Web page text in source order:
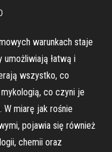
warunkach staje
umożliwiają łatwą i
wszystko, co
co czyni je
miarę jak rośnie
pojawia się również
chemii oraz